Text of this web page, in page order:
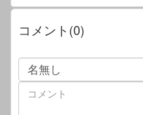
コメント(0)